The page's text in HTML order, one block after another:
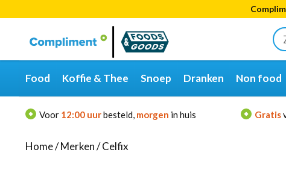
Categorieën
Merken
Food Koffie & Thee Snoep Dranken Non food
Voor 12:00 uurbesteld, morgen in huis Gratis
Home/Merken/Celfix